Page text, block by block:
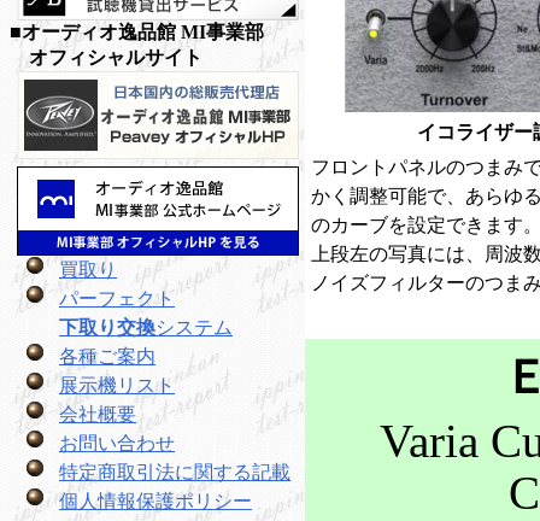
■オーディオ逸品館 MI事業部
オフィシャルサイト
買取り
パーフェクト
下取り交換システム
各種ご案内
展示機リスト
会社概要
お問い合わせ
特定商取引法に関する記載
個人情報保護ポリシー
イコライザー
フロントパネルのつまみ
かく調整可能で、あらゆ
のカーブを設定できます
上段左の写真には、周波
ノイズフィルターのつま
Varia